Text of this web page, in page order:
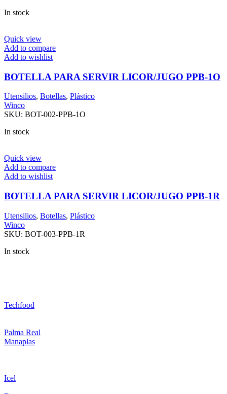
In stock
Quick view
Add to compare
Add to wishlist
BOTELLA PARA SERVIR LICOR/JUGO PPB-1O
Utensilios, Botellas, Plástico
Winco
SKU: BOT-002-PPB-1O
In stock
Quick view
Add to compare
Add to wishlist
BOTELLA PARA SERVIR LICOR/JUGO PPB-1R
Utensilios, Botellas, Plástico
Winco
SKU: BOT-003-PPB-1R
In stock
Techfood
Palma Real
Manaplas
Icel